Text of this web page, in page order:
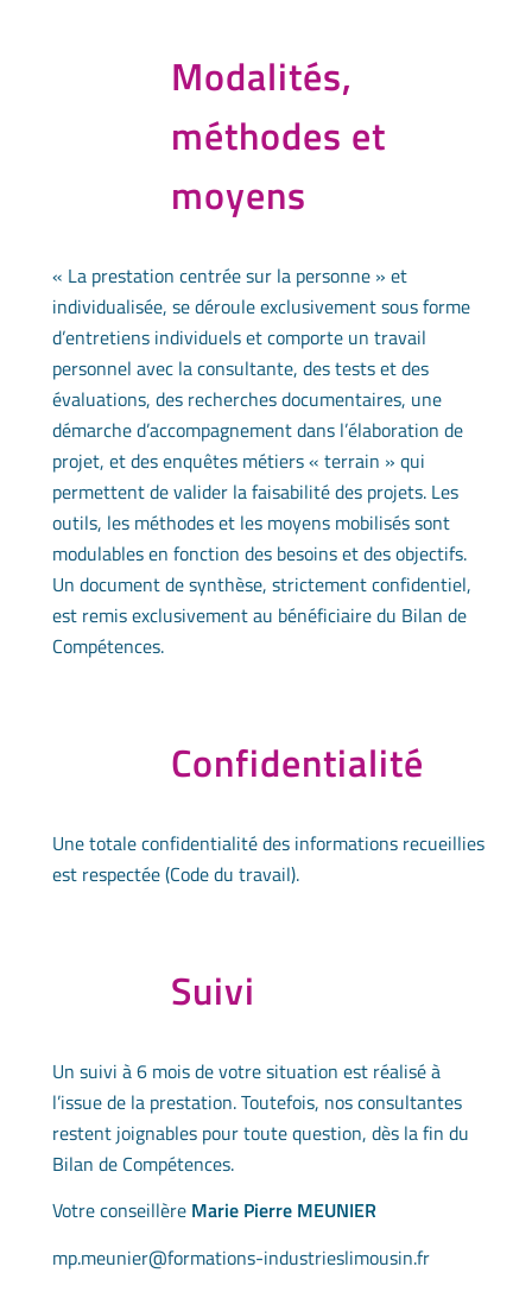
Modalités,
méthodes et
moyens
« La prestation centrée sur la personne » et
individualisée, se déroule exclusivement sous forme
d’entretiens individuels et comporte un travail
personnel avec la consultante, des tests et des
évaluations, des recherches documentaires, une
démarche d’accompagnement dans l’élaboration de
projet, et des enquêtes métiers « terrain » qui
permettent de valider la faisabilité des projets. Les
outils, les méthodes et les moyens mobilisés sont
modulables en fonction des besoins et des objectifs.
Un document de synthèse, strictement confidentiel,
est remis exclusivement au bénéficiaire du Bilan de
Compétences.
Confidentialité
Une totale confidentialité des informations recueillies
est respectée (Code du travail).
Suivi
Un suivi à 6 mois de votre situation est réalisé à
l’issue de la prestation. Toutefois, nos consultantes
restent joignables pour toute question, dès la fin du
Bilan de Compétences.
Votre conseillère Marie Pierre MEUNIER
mp.meunier@formations-industrieslimousin.fr